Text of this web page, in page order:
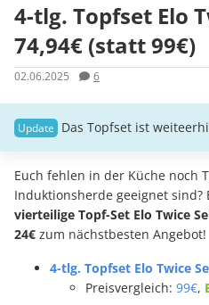
4-tlg. Topfset Elo
74,94€ (statt 99€)
02.06.2025 6
Das Topfset ist
Euch fehlen in der Küche noch
Induktionsherde geeignet sind?
vierteilige Topf-Set Elo Twice
24€ zum nächstbesten Angebot!
4-tlg. Topfset Elo Twice
Preisvergleich: 99€,